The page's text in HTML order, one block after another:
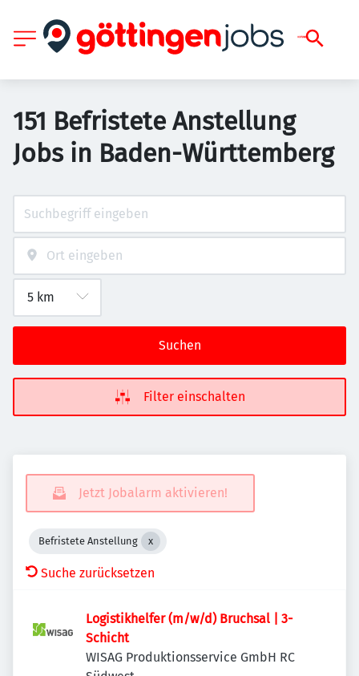
151 Befristete Anstellung
Jobs in Baden-Württemberg
Suchen
Filter einschalten
Jetzt Jobalarm aktivieren!
Befristete Anstellung
Suche zurücksetzen
Logistikhelfer (m/w/d) Bruchsal | 3-
Schicht
WISAG Produktionsservice GmbH RC